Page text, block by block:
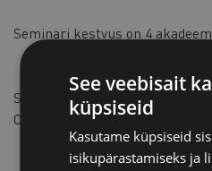
Seminari kestvus on 4
Seminari korraldavad Eesti
Creditinfo Eesti, Maksu- ja
See veebisait
küpsiseid
Kasutame küpsiseid
isikupärastamiseks ja